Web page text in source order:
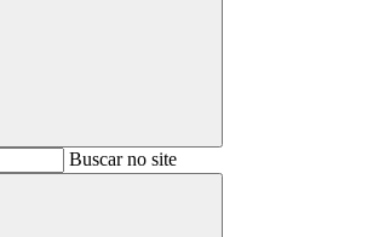
BuscarBuscar no site